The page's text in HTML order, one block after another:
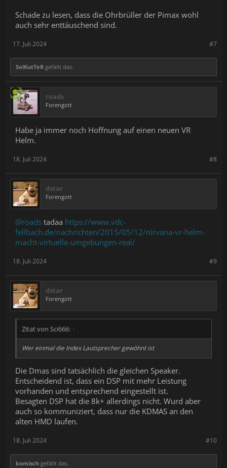
Schade zu lesen, dass die Ohrbrüller der Pimax wohl
auch sehr enttäuschend sind.
#7
17. Juli 2024
SolKutTeR gefällt das.
roads
Forengott
Habe ja immer noch Hoffnung auf einen neuen VR
Helm.
#8
18. Juli 2024
dstar
Forengott
@roads tadaa https://www.vdc-
fellbach.de/nachrichten/2015/05/12/nirvana-vr-helm-
macht-virtuelle-umgebungen-real/
#9
18. Juli 2024
dstar
Forengott
Zitat von Sci666: ↑
Wer einmal die Index Lautsprecher gewöhnt ist
Die Dmas sind tatsächlich die gleichen Speaker.
Entscheidend ist, dass ein DSP mit mehr Leistung
vorhanden und entsprechend eingestellt ist.
Besagten DSP hat die 8k+ allerdings nicht. Wurd aber
auch so kommuniziert, dass nur die KDMAS an den
alten HMD laufen.
#10
18. Juli 2024
komisch gefällt das.